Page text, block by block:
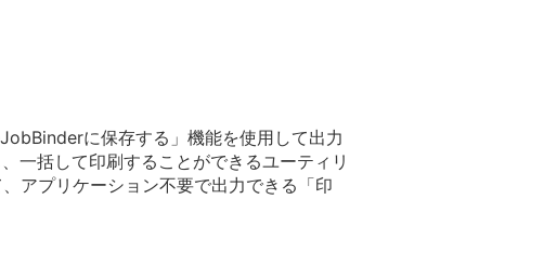
に保存する」機能を使用して出力
一括して印刷することができるユーティリ
アプリケーション不要で出力できる「印